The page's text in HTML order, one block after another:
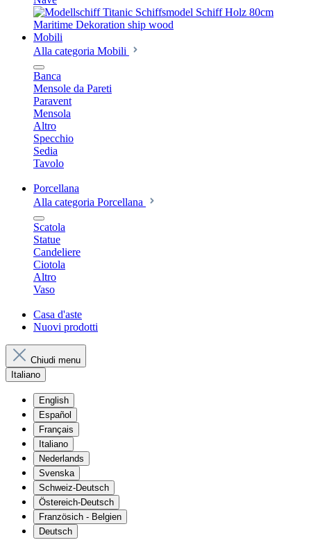
Mobili
Alla categoria Mobili
Banca
Mensole da Pareti
Paravent
Mensola
Altro
Specchio
Sedia
Tavolo
Porcellana
Alla categoria Porcellana
Scatola
Statue
Candeliere
Ciotola
Altro
Vaso
Casa d'aste
Nuovi prodotti
Chiudi menu
Italiano
English
Español
Français
Italiano
Nederlands
Svenska
Schweiz-Deutsch
Östereich-Deutsch
Französich - Belgien
Deutsch